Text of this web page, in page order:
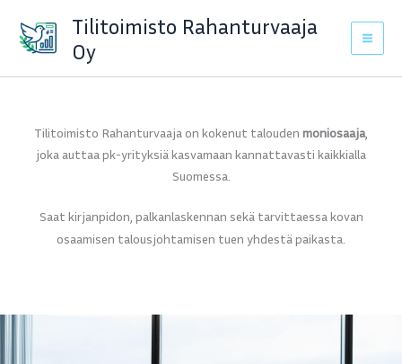
content
Tilitoimisto Rahanturvaaja
Oy
Tilitoimisto Rahanturvaaja on kokenut talouden moniosaaja,
joka auttaa pk-yrityksiä kasvamaan kannattavasti kaikkialla
Suomessa.
Saat kirjanpidon, palkanlaskennan sekä tarvittaessa kovan
osaamisen talousjohtamisen tuen yhdestä paikasta.